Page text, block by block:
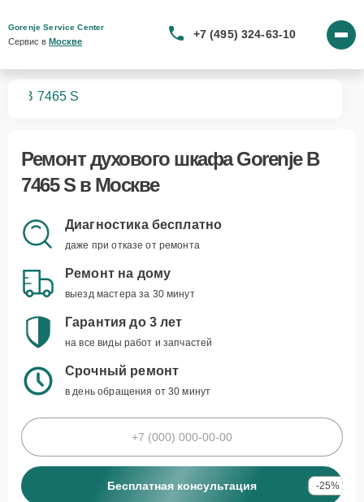
Gorenje Service Center
Сервис в Москве
+7 (495) 324-63-10
B 7465 S
Ремонтдухового шкафа Gorenje B
7465 Sв Москве
Диагностика бесплатно
даже при отказе от ремонта
Ремонт на дому
выезд мастера за 30 минут
Гарантия до 3 лет
на все виды работ и запчастей
Срочный ремонт
в день обращения от 30 минут
Бесплатная консультация -25%